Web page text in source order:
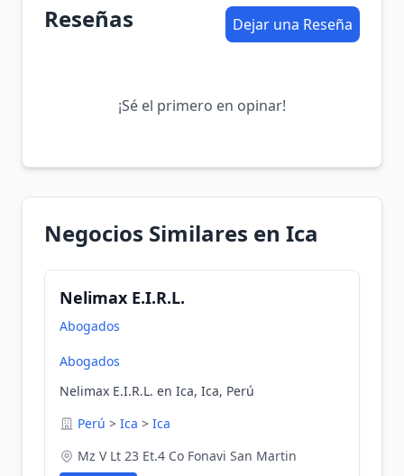
Reseñas Dejar una Reseña
¡Sé el primero en opinar!
Negocios Similares en Ica
Nelimax E.I.R.L.
Abogados
Abogados
Nelimax E.I.R.L. en Ica, Ica, Perú
Perú > Ica > Ica
Mz V Lt 23 Et.4 Co Fonavi San Martin